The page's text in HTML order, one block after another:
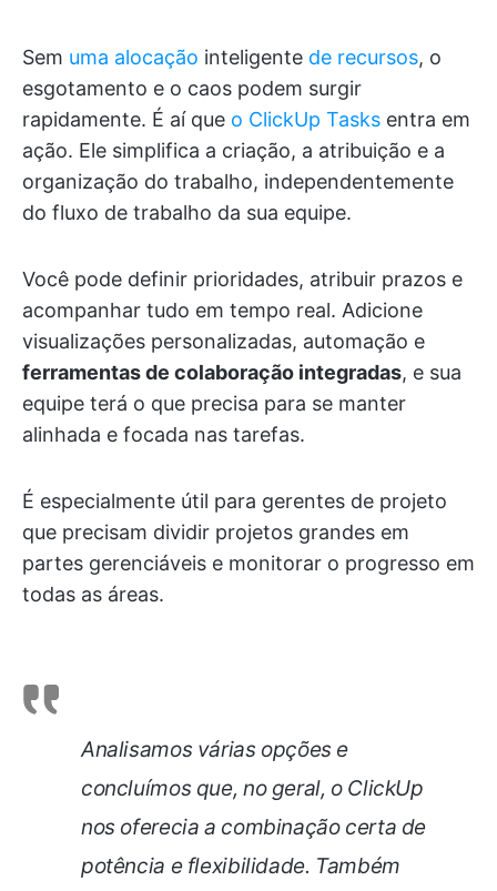
Sem uma alocação inteligente de recursos, o
esgotamento e o caos podem surgir
rapidamente. É aí que o ClickUp Tasks entra em
ação. Ele simplifica a criação, a atribuição e a
organização do trabalho, independentemente
do fluxo de trabalho da sua equipe.
Você pode definir prioridades, atribuir prazos e
acompanhar tudo em tempo real. Adicione
visualizações personalizadas, automação e
ferramentas de colaboração integradas, e sua
equipe terá o que precisa para se manter
alinhada e focada nas tarefas.
É especialmente útil para gerentes de projeto
que precisam dividir projetos grandes em
partes gerenciáveis e monitorar o progresso em
todas as áreas.
Analisamos várias opções e
concluímos que, no geral, o ClickUp
nos oferecia a combinação certa de
potência e flexibilidade. Também